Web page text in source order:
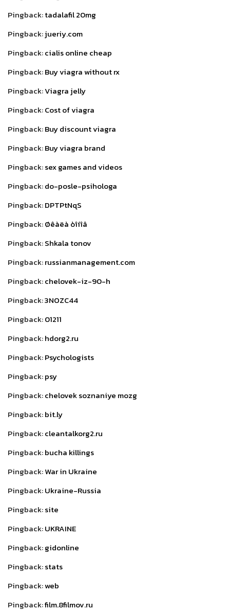
Pingback:tadalafil 20mg
Pingback:jueriy.com
Pingback:cialis online cheap
Pingback:Buy viagra without rx
Pingback:Viagra jelly
Pingback:Cost of viagra
Pingback:Buy discount viagra
Pingback:Buy viagra brand
Pingback:sex games and videos
Pingback:do-posle-psihologa
Pingback:DPTPtNqS
Pingback:Øêàëà òîíîâ
Pingback:Shkala tonov
Pingback:russianmanagement.com
Pingback:chelovek-iz-90-h
Pingback:3NOZC44
Pingback:01211
Pingback:hdorg2.ru
Pingback:Psychologists
Pingback:psy
Pingback:chelovek soznaniye mozg
Pingback:bit.ly
Pingback:cleantalkorg2.ru
Pingback:bucha killings
Pingback:War in Ukraine
Pingback:Ukraine-Russia
Pingback:site
Pingback:UKRAINE
Pingback:gidonline
Pingback:stats
Pingback:web
Pingback:film.8filmov.ru